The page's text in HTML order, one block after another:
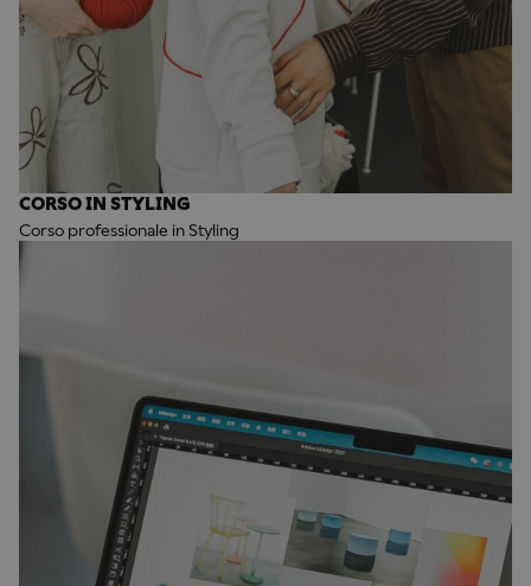
CORSO IN STYLING
Corso professionale in Styling